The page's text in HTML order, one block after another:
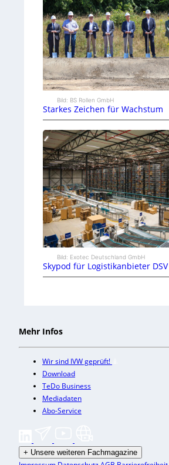
Bild: BS Rollen GmbH
Starkes Zeichen für Wachstum
Bild: Exotec Deutschland GmbH
Skypod für Logistikanbieter DSV
Mehr Infos
Wir sind IVW geprüft!
Download
TeDo Business
Mediadaten
Abo-Service
+ Unsere weiteren Fachmagazine